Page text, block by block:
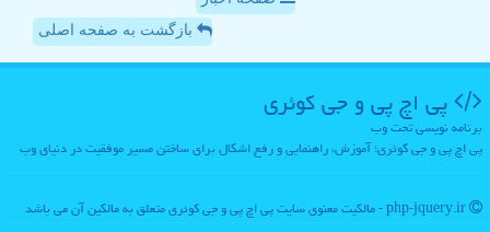
بازگشت به صفحه اصلی
پی اچ پی و جی كوئری
برنامه نویسی تحت وب
پی اچ پی و جی کوئری؛ آموزش، راهنمایی و رفع اشکال برای ساختن مسیر موفقیت در دنیای وب